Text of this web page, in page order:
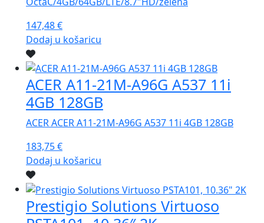
147,48€
Dodaj u košaricu
ACER A11-21M-A96G A537 11i
4GB 128GB
ACER ACER A11-21M-A96G A537 11i 4GB 128GB
183,75€
Dodaj u košaricu
Prestigio Solutions Virtuoso